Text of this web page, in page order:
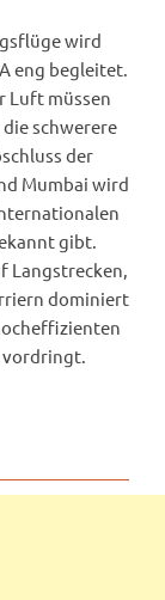
wird
eng begleitet.
Luft müssen
schwerere
der
Mumbai wird
gibt.
Langstrecken,
dominiert